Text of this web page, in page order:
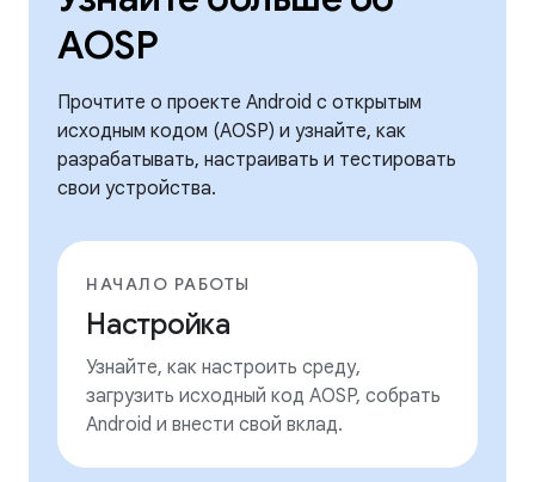
AOSP
Прочтите о проекте Android с открытым
исходным кодом (AOSP) и узнайте, как
разрабатывать, настраивать и тестировать
свои устройства.
НАЧАЛО РАБОТЫ
Настройка
Узнайте, как настроить среду,
загрузить исходный код AOSP, собрать
Android и внести свой вклад.